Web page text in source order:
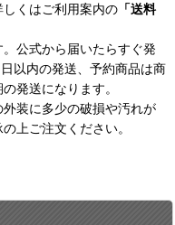
くはご利用案内の 「送料
公式から届いたらすぐ発
以内の発送、予約商品は商
発送になります。
装に多少の破損や汚れが
上ご注文ください。